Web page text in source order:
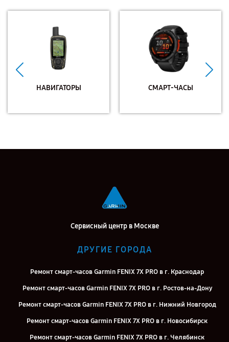
НАВИГАТОРЫ СМАРТ-ЧАСЫ
Сервисный центр в Москве
ДРУГИЕ ГОРОДА
Ремонт смарт-часов Garmin FENIX 7X PRO в г. Краснодар
Ремонт смарт-часов Garmin FENIX 7X PRO в г. Ростов-на-Дону
Ремонт смарт-часов Garmin FENIX 7X PRO в г. Нижний Новгород
Ремонт смарт-часов Garmin FENIX 7X PRO в г. Новосибирск
Ремонт смарт-часов Garmin FENIX 7X PRO в г. Челябинск